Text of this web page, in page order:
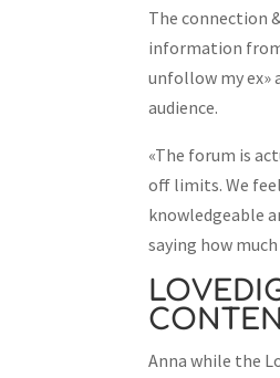
The connection
information from
unfollow my ex»
audience.
«The forum is
off limits. We
knowledgeable
saying how
Anna while the